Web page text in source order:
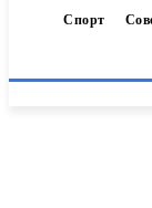
Спорт